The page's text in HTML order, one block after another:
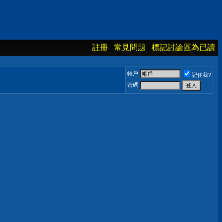
註冊 常見問題 標記討論區為已讀
帳戶
記住我?
密碼